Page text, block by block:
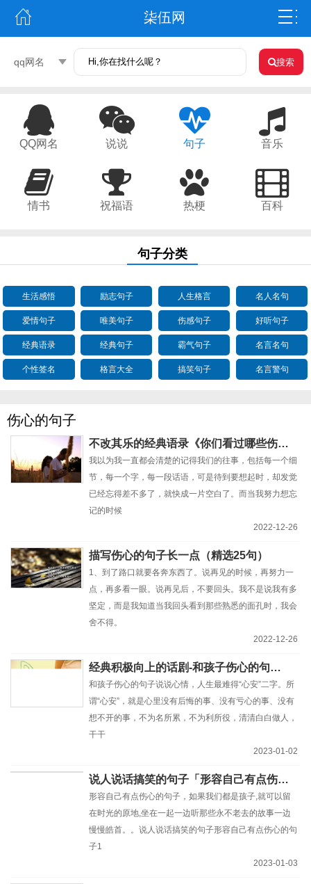
柒伍网
qq网名 搜索
QQ网名 说说 句子 音乐
情书 祝福语 热梗 百科
句子分类
生活感悟 励志句子 人生格言 名人名句
爱情句子 唯美句子 伤感句子 好听句子
经典语录 经典句子 霸气句子 名言名句
个性签名 格言大全 搞笑句子 名言警句
伤心的句子
不改其乐的经典语录《你们看过哪些伤心的句子》
我以为我一直都会清楚的记得我们的往事，包括每一个细
节，每一个字，每一段话语，可是待到要想起时，却发觉
已经忘得差不多了，就快成一片空白了。而当我努力想忘
记的时候
2022-12-26
描写伤心的句子长一点（精选25句）
1、到了路口就要各奔东西了。说再见的时候，再努力一
点，再多看一眼。说再见后，不要回头。我不是说我有多
坚定，而是我知道当我回头看到那些熟悉的面孔时，我会
舍不得。
2022-12-26
经典积极向上的话剧-和孩子伤心的句子说说心情
和孩子伤心的句子说说心情，人生最难得“心安”二字。所
谓“心安”，就是心里没有后悔的事、没有亏心的事、没有
想不开的事，不为名所累，不为利所役，清清白白做人，
干干
2023-01-02
说人说话搞笑的句子「形容自己有点伤心的句子」
形容自己有点伤心的句子，如果我们都是孩子,就可以留
在时光的原地,坐在一起一边听那些永不老去的故事一边
慢慢皓首。。说人说话搞笑的句子形容自己有点伤心的句
子1
2023-01-03